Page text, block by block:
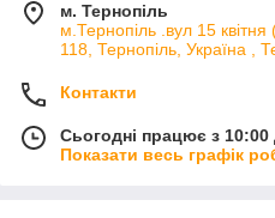
м. Тернопіль
м.Тернопіль .вул 15
118, Тернопіль, Україна ,
Контакти
Сьогодні працює з 10:00
Показати весь графік